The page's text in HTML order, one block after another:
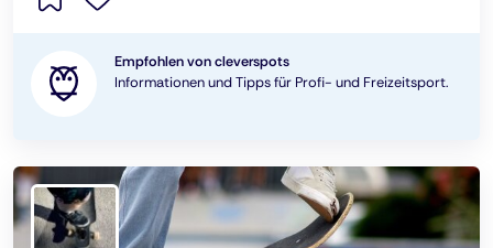
Empfohlen von cleverspots
Informationen und Tipps für Profi- und Freizeitsport.